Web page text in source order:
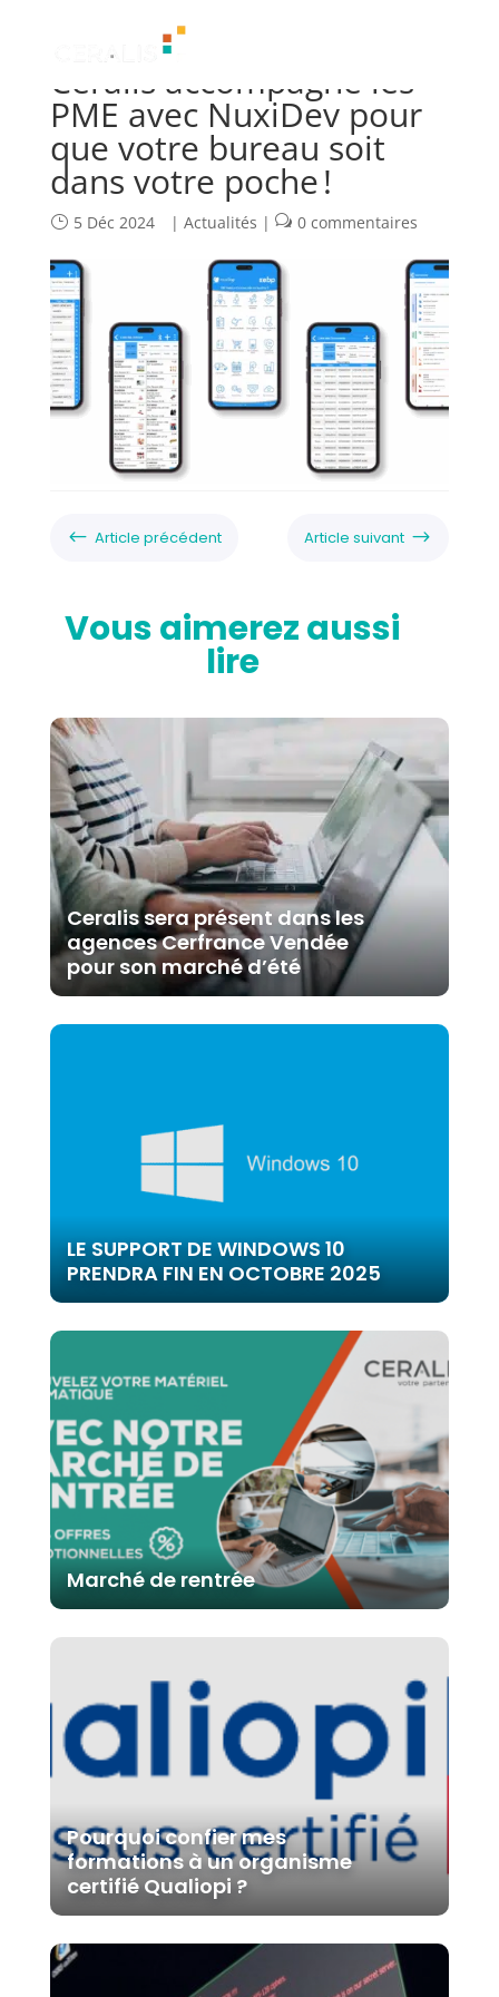
Ceralis accompagne les
PME avec NuxiDev pour
que votre bureau soit
dans votre poche !
5 Déc 2024 | Actualités | 0 commentaires
# Article précédent Article suivant $
Vous aimerez aussi
lire
Ceralis sera présent dans les
agences Cerfrance Vendée
pour son marché d’été
LE SUPPORT DE WINDOWS 10
PRENDRA FIN EN OCTOBRE 2025
Marché de rentrée
Pourquoi confier mes
formations à un organisme
certifié Qualiopi ?